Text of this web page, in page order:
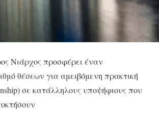
Νιάρχος προσφέρει έναν
θέσεων για αμειβόμενη πρακτική
σε κατάλληλους υποψήφιους που